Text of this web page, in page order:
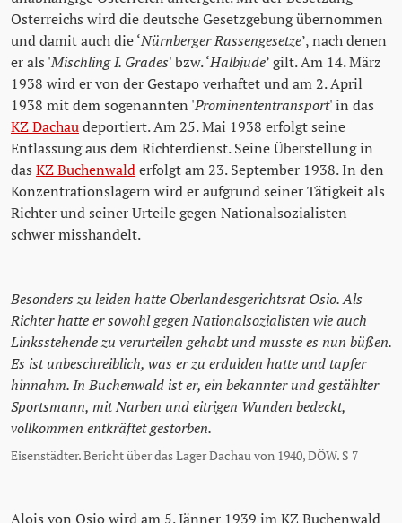
Österreichs wird die deutsche Gesetzgebung übernommen
und damit auch die ‘Nürnberger Rassengesetze’, nach denen
er als 'Mischling I. Grades' bzw. ‘Halbjude’ gilt. Am 14. März
1938 wird er von der Gestapo verhaftet und am 2. April
1938 mit dem sogenannten 'Prominententransport' in das
KZ Dachaudeportiert. Am 25. Mai 1938 erfolgt seine
Entlassung aus dem Richterdienst. Seine Überstellung in
das KZ Buchenwalderfolgt am 23. September 1938. In den
Konzentrationslagern wird er aufgrund seiner Tätigkeit als
Richter und seiner Urteile gegen Nationalsozialisten
schwer misshandelt.
Besonders zu leiden hatte Oberlandesgerichtsrat Osio. Als
Richter hatte er sowohl gegen Nationalsozialisten wie auch
Linksstehende zu verurteilen gehabt und musste es nun büßen.
Es ist unbeschreiblich, was er zu erdulden hatte und tapfer
hinnahm. In Buchenwald ist er, ein bekannter und gestählter
Sportsmann, mit Narben und eitrigen Wunden bedeckt,
vollkommen entkräftet gestorben.
Eisenstädter. Bericht über das Lager Dachau von 1940, DÖW. S 7
Alois von Osio wird am 5. Jänner 1939 im KZ Buchenwald